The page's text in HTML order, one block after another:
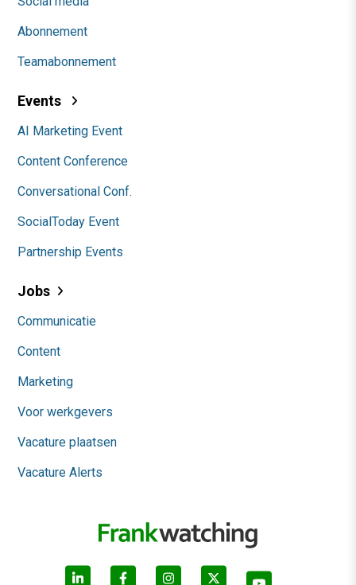
Abonnement
Teamabonnement
Events
AI Marketing Event
Content Conference
Conversational Conf.
SocialToday Event
Partnership Events
Jobs
Communicatie
Content
Marketing
Voor werkgevers
Vacature plaatsen
Vacature Alerts